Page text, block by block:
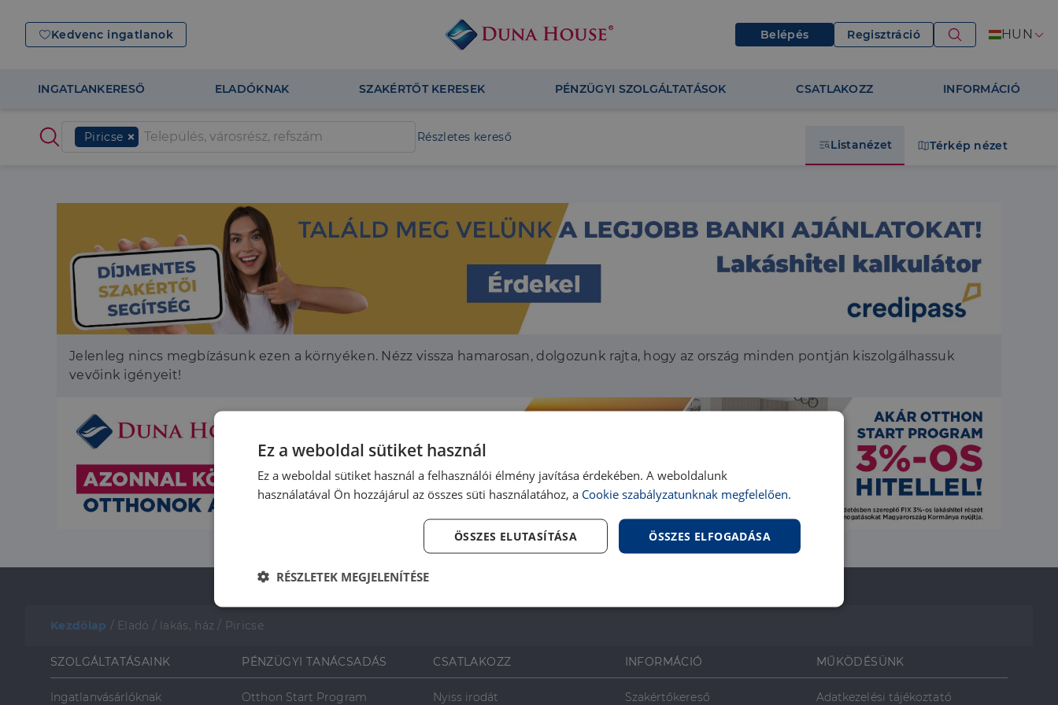
Kedvenc ingatlanok Belépés Regisztráció HUN
INGATLANKERESŐ ELADÓKNAK SZAKÉRTŐT KERESEK PÉNZÜGYI SZOLGÁLTATÁSOK CSATLAKOZZ INFORMÁCIÓ
Piricse Részletes kereső
Listanézet Térkép nézet
Jelenleg nincs megbízásunk ezen a környéken. Nézz vissza hamarosan, dolgozunk rajta, hogy az ország minden pontján kiszolgálhassuk
vevőink igényeit!
Kezdőlap / Eladó / lakás, ház / Piricse
SZOLGÁLTATÁSAINK
Ingatlanvásárlóknak
PÉNZÜGYI TANÁCSADÁS
Otthon Start Program
CSATLAKOZZ
Nyiss irodát
INFORMÁCIÓ
Szakértőkereső
MŰKÖDÉSÜNK
Adatkezelési tájékoztató
Ez a weboldal sütiket használ
Ez a weboldal sütiket használ a felhasználói élmény javítása érdekében. A weboldalunk
használatával Ön hozzájárul az összes süti használatához, a Cookie szabályzatunknak megfelelően.
ÖSSZES ELFOGADÁSA
ÖSSZES ELUTASÍTÁSA
RÉSZLETEK MEGJELENÍTÉSE
Elengedhetetlenül
Teljesítmény Célzás Funkcionalitás